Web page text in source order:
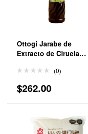
Ottogi Jarabe de
Extracto de Ciruela
(0)
$262.00